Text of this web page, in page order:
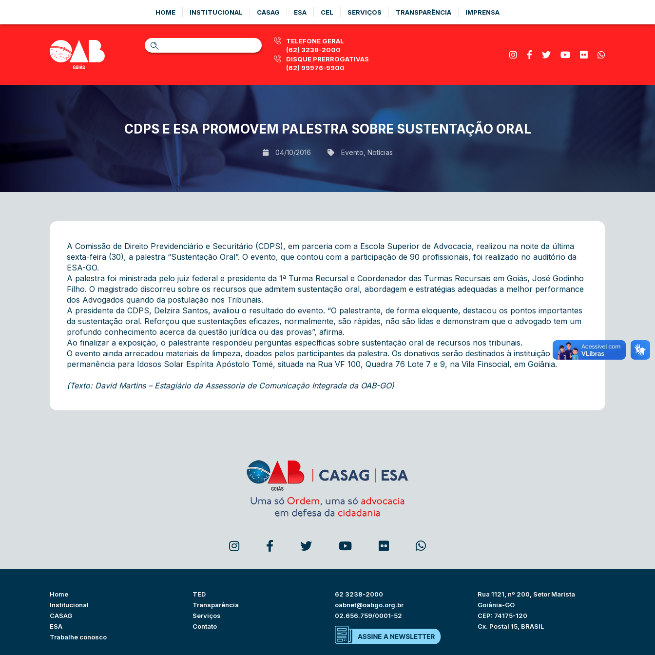
HOME INSTITUCIONAL CASAG ESA CEL SERVIÇOS TRANSPARÊNCIA IMPRENSA
TELEFONE GERAL
(62) 3238-2000
DISQUE PRERROGATIVAS
(62) 99976-9900
CDPS E ESA PROMOVEM PALESTRA SOBRE SUSTENTAÇÃO ORAL
04/10/2016 Evento Notícias
A Comissão de Direito Previdenciário e Securitário (CDPS), em parceria com a Escola Superior de Advocacia, realizou na noite da última
sexta-feira (30), a palestra “Sustentação Oral”. O evento, que contou com a participação de 90 profissionais, foi realizado no auditório da
ESA-GO.
A palestra foi ministrada pelo juiz federal e presidente da 1ª Turma Recursal e Coordenador das Turmas Recursais em Goiás, José Godinho
Filho. O magistrado discorreu sobre os recursos que admitem sustentação oral, abordagem e estratégias adequadas a melhor performance
dos Advogados quando da postulação nos Tribunais.
A presidente da CDPS, Delzira Santos, avaliou o resultado do evento. “O palestrante, de forma eloquente, destacou os pontos importantes
da sustentação oral. Reforçou que sustentações eficazes, normalmente, são rápidas, não são lidas e demonstram que o advogado tem um
profundo conhecimento acerca da questão jurídica ou das provas”, afirma.
Ao finalizar a exposição, o palestrante respondeu perguntas específicas sobre sustentação oral de recursos nos tribunais.
O evento ainda arrecadou materiais de limpeza, doados pelos participantes da palestra. Os donativos serão destinados à instituição de longa
permanência para Idosos Solar Espírita Apóstolo Tomé, situada na Rua VF 100, Quadra 76 Lote 7 e 9, na Vila Finsocial, em Goiânia.
(Texto: David Martins – Estagiário da Assessoria de Comunicação Integrada da OAB-GO)
Home
Institucional
CASAG
ESA
Trabalhe conosco
TED
Transparência
Serviços
Contato
62 3238-2000
oabnet@oabgo.org.br
02.656.759/0001-52
Rua 1121, nº 200, Setor Marista
Goiânia-GO
CEP: 74175-120
Cx. Postal 15, BRASIL